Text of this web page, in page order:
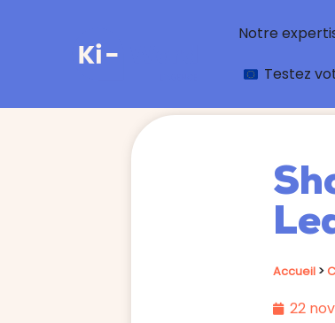
Notre
Testez
Accueil >
22